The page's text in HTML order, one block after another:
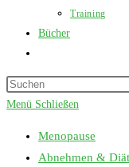
Training
Bücher
umschalten
Menü Schließen
Menopause
Abnehmen & Diät